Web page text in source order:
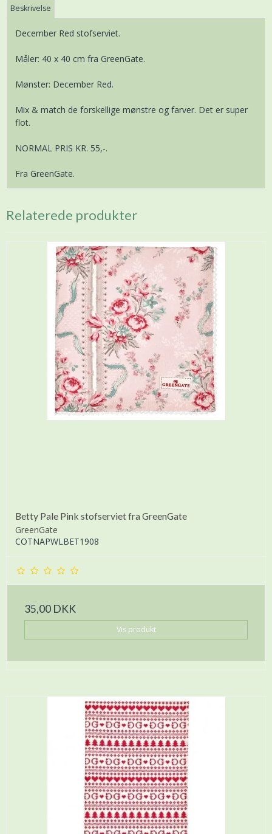
Beskrivelse
December Red stofserviet.
Måler: 40 x 40 cm fra GreenGate.
Mønster: December Red.
Mix & match de forskellige mønstre og farver. Det er super
flot.
NORMAL PRIS KR. 55,-.
Fra GreenGate.
Relaterede produkter
Betty Pale Pink stofserviet fra GreenGate
GreenGate
COTNAPWLBET1908
35,00 DKK
Vis produkt